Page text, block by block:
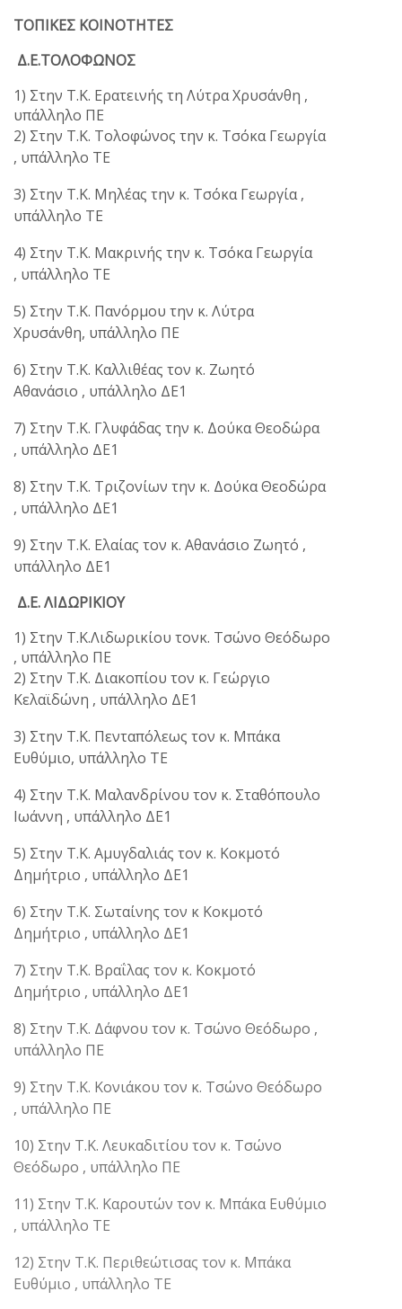
ΤΟΠΙΚΕΣ ΚΟΙΝΟΤΗΤΕΣ
Δ.Ε.ΤΟΛΟΦΩΝΟΣ
1) Στην Τ.Κ. Ερατεινής τη Λύτρα Χρυσάνθη ,
υπάλληλο ΠΕ
2) Στην Τ.Κ. Τολοφώνος την κ. Τσόκα Γεωργία
, υπάλληλο ΤΕ
3) Στην Τ.Κ. Μηλέας την κ. Τσόκα Γεωργία ,
υπάλληλο ΤΕ
4) Στην Τ.Κ. Μακρινής την κ. Τσόκα Γεωργία
, υπάλληλο ΤΕ
5) Στην Τ.Κ. Πανόρμου την κ. Λύτρα
Χρυσάνθη, υπάλληλο ΠΕ
6) Στην Τ.Κ. Καλλιθέας τον κ. Ζωητό
Αθανάσιο , υπάλληλο ΔΕ1
7) Στην Τ.Κ. Γλυφάδας την κ. Δούκα Θεοδώρα
, υπάλληλο ΔΕ1
8) Στην Τ.Κ. Τριζονίων την κ. Δούκα Θεοδώρα
, υπάλληλο ΔΕ1
9) Στην Τ.Κ. Ελαίας τον κ. Αθανάσιο Ζωητό ,
υπάλληλο ΔΕ1
Δ.Ε. ΛΙΔΩΡΙΚΙΟΥ
1) Στην Τ.Κ.Λιδωρικίου τονκ. Τσώνο Θεόδωρο
, υπάλληλο ΠΕ
2) Στην Τ.Κ. Διακοπίου τον κ. Γεώργιο
Κελαϊδώνη , υπάλληλο ΔΕ1
3) Στην Τ.Κ. Πενταπόλεως τον κ. Μπάκα
Ευθύμιο, υπάλληλο ΤΕ
4) Στην Τ.Κ. Μαλανδρίνου τον κ. Σταθόπουλο
Ιωάννη , υπάλληλο ΔΕ1
5) Στην Τ.Κ. Αμυγδαλιάς τον κ. Κοκμοτό
Δημήτριο , υπάλληλο ΔΕ1
6) Στην Τ.Κ. Σωταίνης τον κ Κοκμοτό
Δημήτριο , υπάλληλο ΔΕ1
7) Στην Τ.Κ. Βραΐλας τον κ. Κοκμοτό
Δημήτριο , υπάλληλο ΔΕ1
8) Στην Τ.Κ. Δάφνου τον κ. Τσώνο Θεόδωρο ,
υπάλληλο ΠΕ
9) Στην Τ.Κ. Κονιάκου τον κ. Τσώνο Θεόδωρο
, υπάλληλο ΠΕ
10) Στην Τ.Κ. Λευκαδιτίου τον κ. Τσώνο
Θεόδωρο , υπάλληλο ΠΕ
11) Στην Τ.Κ. Καρουτών τον κ. Μπάκα Ευθύμιο
, υπάλληλο ΤΕ
12) Στην Τ.Κ. Περιθεώτισας τον κ. Μπάκα
Ευθύμιο , υπάλληλο ΤΕ